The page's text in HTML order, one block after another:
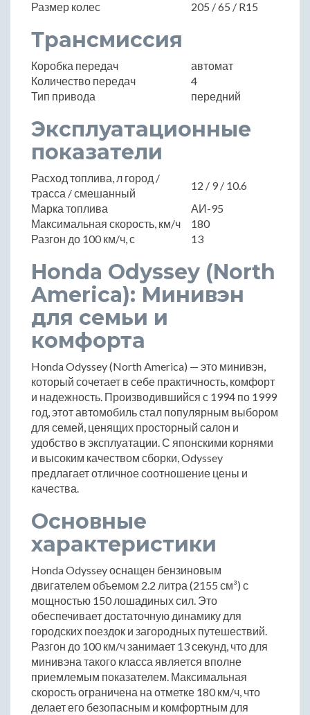
Размер колес 205 / 65 / R15
Трансмиссия
Коробка передач
автомат
Количество передач
4
Тип привода
передний
Эксплуатационные
показатели
Расход топлива, л город /
трасса / смешанный
12 / 9 / 10.6
Марка топлива
АИ-95
Максимальная скорость, км/ч
180
Разгон до 100 км/ч, с
13
Honda Odyssey (North
America): Минивэн
для семьи и
комфорта
Honda Odyssey (North America) — это минивэн,
который сочетает в себе практичность, комфорт
и надежность. Производившийся с 1994 по 1999
год, этот автомобиль стал популярным выбором
для семей, ценящих просторный салон и
удобство в эксплуатации. С японскими корнями
и высоким качеством сборки, Odyssey
предлагает отличное соотношение цены и
качества.
Основные
характеристики
Honda Odyssey оснащен бензиновым
двигателем объемом 2.2 литра (2155 см³) с
мощностью 150 лошадиных сил. Это
обеспечивает достаточную динамику для
городских поездок и загородных путешествий.
Разгон до 100 км/ч занимает 13 секунд, что для
минивэна такого класса является вполне
приемлемым показателем. Максимальная
скорость ограничена на отметке 180 км/ч, что
делает его безопасным и комфортным для